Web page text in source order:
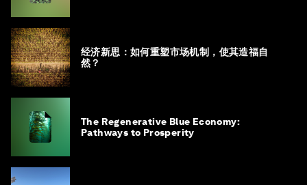
经济新思：如何重塑市场机制，使其造福自
然？
The Regenerative Blue Economy:
Pathways to Prosperity